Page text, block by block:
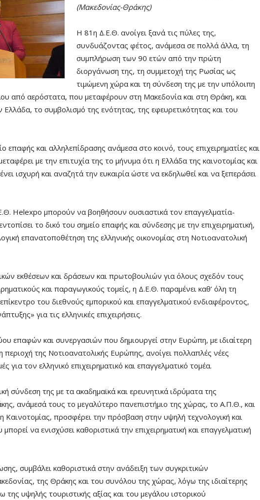
(Μακεδονίας-Θράκης)
Η 81η Δ.Ε.Θ. ανοίγει ξανά τις πύλες της,
συνδυάζοντας φέτος, ανάμεσα σε πολλά άλλα, τη
συμπλήρωση των 90 ετών από την πρώτη
διοργάνωση της, τη συμμετοχή της Ρωσίας ως
τιμώμενη χώρα και τη σύνδεση της με την υπόλοιπη
από αερόστατα, που μεταφέρουν στη Μακεδονία και στη Θράκη, και
Ελλάδα, το συμβολισμό της ενότητας, της εφευρετικότητας και του
επαφής και αλληλεπίδρασης ανάμεσα στο κοινό, τους επιχειρηματίες και
με την επιτυχία της το μήνυμα ότι η Ελλάδα της καινοτομίας και
ισχυρή και αναζητά την ευκαιρία ώστε να εκδηλωθεί και να ξεπεράσει
Helexpo μπορούν να βοηθήσουν ουσιαστικά τον επαγγελματία-
το δικό του σημείο επαφής και σύνδεσης με την επιχειρηματική,
επανατοποθέτηση της ελληνικής οικονομίας στη Νοτιοανατολική
εκθέσεων και δράσεων και πρωτοβουλιών για όλους σχεδόν τους
και παραγωγικούς τομείς, η Δ.Ε.Θ. παραμένει καθ’ όλη τη
του διεθνούς εμπορικού και επαγγελματικού ενδιαφέροντος,
για τις ελληνικές επιχειρήσεις.
επαφών και συνεργασιών που δημιουργεί στην Ευρώπη, με ιδιαίτερη
περιοχή της Νοτιοανατολικής Ευρώπης, ανοίγει πολλαπλές νέες
για τον ελληνικό επιχειρηματικό και επαγγελματικό τομέα.
σύνδεση της με τα ακαδημαϊκά και ερευνητικά ιδρύματα της
ανάμεσά τους το μεγαλύτερο πανεπιστήμιο της χώρας, το Α.Π.Θ., και
Καινοτομίας, προσφέρει την πρόσβαση στην υψηλή τεχνολογική και
να ενισχύσει καθοριστικά την επιχειρηματική και επαγγελματική
συμβάλει καθοριστικά στην ανάδειξη των συγκριτικών
της Θράκης και του συνόλου της χώρας, λόγω της ιδιαίτερης
της υψηλής τουριστικής αξίας και του μεγάλου ιστορικού